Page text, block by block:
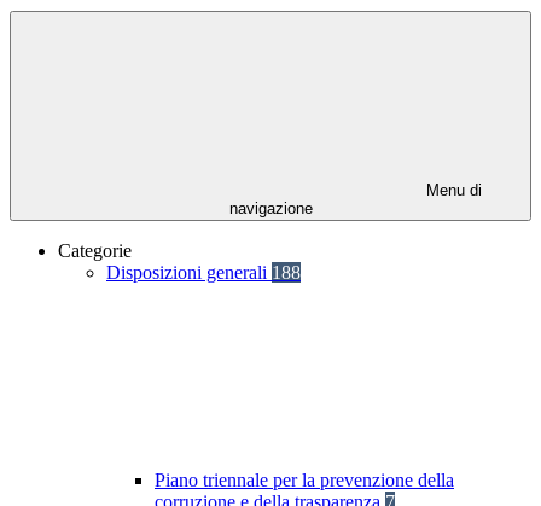
Menu di
navigazione
Categorie
Disposizioni generali 188
Piano triennale per la prevenzione della